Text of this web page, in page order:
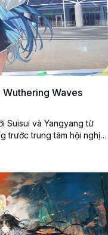
Wuthering Waves
Suisui và Yangyang từ
trước trung tâm hội nghị
rỡ.